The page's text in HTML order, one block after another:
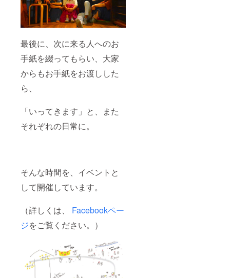
最後に、次に来る人へのお
手紙を綴ってもらい、大家
からもお手紙をお渡しした
ら、
「いってきます」と、また
それぞれの日常に。
そんな時間を、イベントと
して開催しています。
（詳しくは、 Facebookペー
ジをご覧ください。）